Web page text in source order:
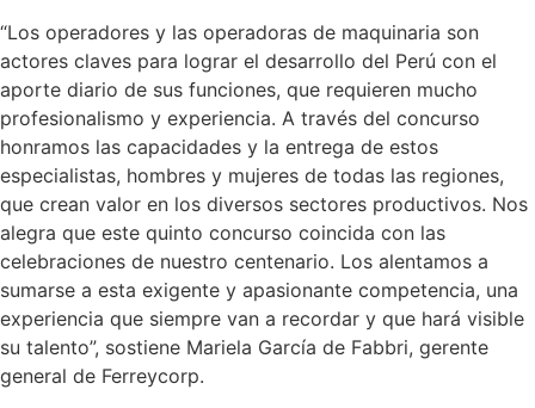
“Los operadores y las operadoras de maquinaria son
actores claves para lograr el desarrollo del Perú con el
aporte diario de sus funciones, que requieren mucho
profesionalismo y experiencia. A través del concurso
honramos las capacidades y la entrega de estos
especialistas, hombres y mujeres de todas las regiones,
que crean valor en los diversos sectores productivos. Nos
alegra que este quinto concurso coincida con las
celebraciones de nuestro centenario. Los alentamos a
sumarse a esta exigente y apasionante competencia, una
experiencia que siempre van a recordar y que hará visible
su talento”, sostiene Mariela García de Fabbri, gerente
general de Ferreycorp.